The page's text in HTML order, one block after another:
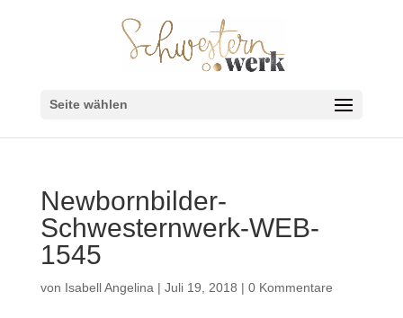
Seite wählen
Newbornbilder-
Schwesternwerk-WEB-
1545
von Isabell Angelina | Juli 19, 2018 | 0 Kommentare